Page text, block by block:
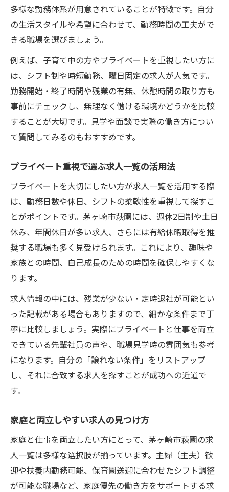
多様な勤務体系が用意されていることが特徴です。自分
の生活スタイルや希望に合わせて、勤務時間の工夫がで
きる職場を選びましょう。
例えば、子育て中の方やプライベートを重視したい方に
は、シフト制や時短勤務、曜日固定の求人が人気です。
勤務開始・終了時間や残業の有無、休憩時間の取り方も
事前にチェックし、無理なく働ける環境かどうかを比較
することが大切です。見学や面談で実際の働き方につい
て質問してみるのもおすすめです。
プライベート重視で選ぶ求人一覧の活用法
プライベートを大切にしたい方が求人一覧を活用する際
は、勤務日数や休日、シフトの柔軟性を重視して探すこ
とがポイントです。茅ヶ崎市萩園には、週休2日制や土日
休み、年間休日が多い求人、さらには有給休暇取得を推
奨する職場も多く見受けられます。これにより、趣味や
家族との時間、自己成長のための時間を確保しやすくな
ります。
求人情報の中には、残業が少ない・定時退社が可能とい
った記載がある場合もありますので、細かな条件まで丁
寧に比較しましょう。実際にプライベートと仕事を両立
できている先輩社員の声や、職場見学時の雰囲気も参考
になります。自分の「譲れない条件」をリストアップ
し、それに合致する求人を探すことが成功への近道で
す。
家庭と両立しやすい求人の見つけ方
家庭と仕事を両立したい方にとって、茅ヶ崎市萩園の求
人一覧は多様な選択肢が揃っています。主婦（主夫）歓
迎や扶養内勤務可能、保育園送迎に合わせたシフト調整
が可能な職場など、家庭優先の働き方をサポートする求